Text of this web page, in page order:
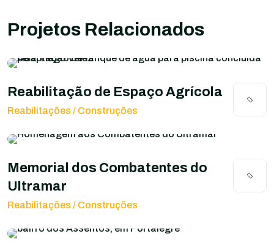
Projetos Relacionados
Reabilitação de Espaço Agrícola
Reabilitações / Construções
Memorial dos Combatentes do
Ultramar
Reabilitações / Construções